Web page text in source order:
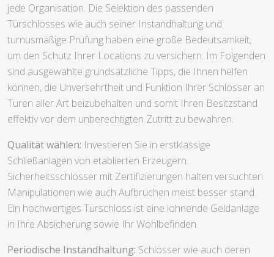
jede Organisation. Die Selektion des passenden
Türschlosses wie auch seiner Instandhaltung und
turnusmäßige Prüfung haben eine große Bedeutsamkeit,
um den Schutz Ihrer Locations zu versichern. Im Folgenden
sind ausgewählte grundsätzliche Tipps, die Ihnen helfen
können, die Unversehrtheit und Funktion Ihrer Schlösser an
Türen aller Art beizubehalten und somit Ihren Besitzstand
effektiv vor dem unberechtigten Zutritt zu bewahren.
Qualität wählen: Investieren Sie in erstklassige
Schließanlagen von etablierten Erzeugern.
Sicherheitsschlösser mit Zertifizierungen halten versuchten
Manipulationen wie auch Aufbrüchen meist besser stand.
Ein hochwertiges Türschloss ist eine lohnende Geldanlage
in Ihre Absicherung sowie Ihr Wohlbefinden.
Periodische Instandhaltung: Schlösser wie auch deren